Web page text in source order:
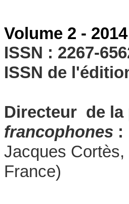
Volume 2 - 2014
ISSN : 2267-
ISSN de
Directeur de
francophones :
Jacques
France)